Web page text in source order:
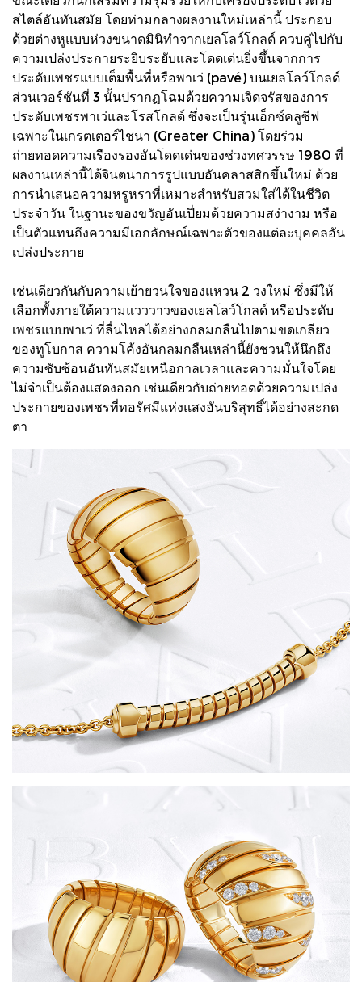
สไตล์อันทันสมัย โดยท่ามกลางผลงานใหม่เหล่านี้ ประกอบ
ด้วยต่างหูแบบห่วงขนาดมินิทำจากเยลโลว์โกลด์ ควบคู่ไปกับ
ความเปล่งประกายระยิบระยับและโดดเด่นยิ่งขึ้นจากการ
ประดับเพชรแบบเต็มพื้นที่หรือพาเว่ (pavé) บนเยลโลว์โกลด์
ส่วนเวอร์ชันที่ 3 นั้นปรากฏโฉมด้วยความเจิดจรัสของการ
ประดับเพชรพาเว่และโรสโกลด์ ซึ่งจะเป็นรุ่นเอ็กซ์คลูซีฟ
เฉพาะในเกรตเตอร์ไชนา (Greater China) โดยร่วม
ถ่ายทอดความเรืองรองอันโดดเด่นของช่วงทศวรรษ 1980 ที่
ผลงานเหล่านี้ได้จินตนาการรูปแบบอันคลาสสิกขึ้นใหม่ ด้วย
การนำเสนอความหรูหราที่เหมาะสำหรับสวมใส่ได้ในชีวิต
ประจำวัน ในฐานะของขวัญอันเปี่ยมด้วยความสง่างาม หรือ
เป็นตัวแทนถึงความมีเอกลักษณ์เฉพาะตัวของแต่ละบุคคลอัน
เปล่งประกาย
เช่นเดียวกันกับความเย้ายวนใจของแหวน 2 วงใหม่ ซึ่งมีให้
เลือกทั้งภายใต้ความแวววาวของเยลโลว์โกลด์ หรือประดับ
เพชรแบบพาเว่ ที่ลื่นไหลได้อย่างกลมกลืนไปตามขดเกลียว
ของทูโบกาส ความโค้งอันกลมกลืนเหล่านี้ยังชวนให้นึกถึง
ความซับซ้อนอันทันสมัยเหนือกาลเวลาและความมั่นใจโดย
ไม่จำเป็นต้องแสดงออก เช่นเดียวกับถ่ายทอดด้วยความเปล่ง
ประกายของเพชรที่ทอรัศมีแห่งแสงอันบริสุทธิ์ได้อย่างสะกด
ตา